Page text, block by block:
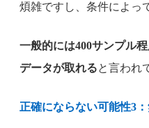
煩雑ですし、条件によっ
一般的には400サンプル
データが取れると言われ
正確にならない可能性3